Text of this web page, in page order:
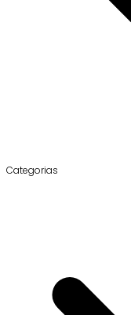
Categorias